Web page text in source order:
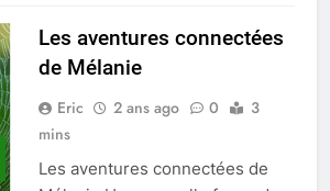
Les aventures connectées
de Mélanie
Eric 2 ans ago 0
3
mins
Les aventures connectées de